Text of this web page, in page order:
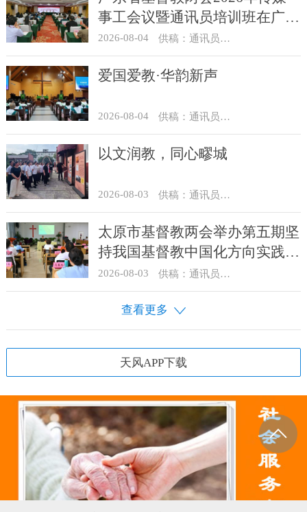
事工会议暨通讯员培训班在广州
举办
2026-08-04 供稿：通讯员 汪浩
爱国爱教·华韵新声
2026-08-04 供稿：通讯员 景健美
以文润教，同心疁城
2026-08-03 供稿：通讯员 景健美
太原市基督教两会举办第五期坚
持我国基督教中国化方向实践能
力专题培训
2026-08-03 供稿：通讯员 王建春 摄影：史爱梅
查看更多
天风APP下载